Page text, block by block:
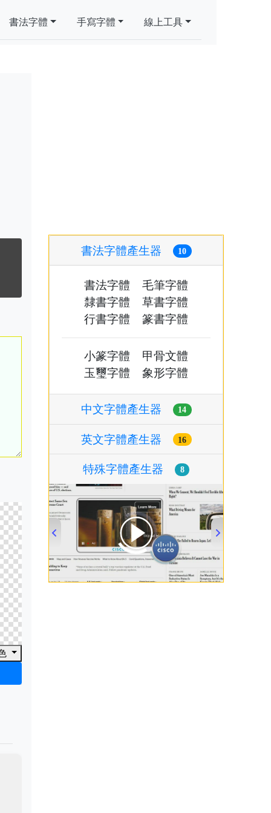
書法字體 手寫字體 線上工具
書法字體產生器 10
書法字體
毛筆字體
隸書字體
草書字體
行書字體
篆書字體
小篆字體
甲骨文體
玉璽字體
象形字體
中文字體產生器 14
英文字體產生器 16
特殊字體產生器 8
00:00/00:33